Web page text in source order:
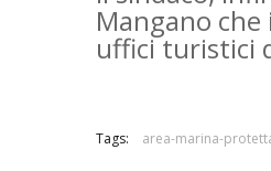
Mangano
uffici turistici
Tags: area-marina-